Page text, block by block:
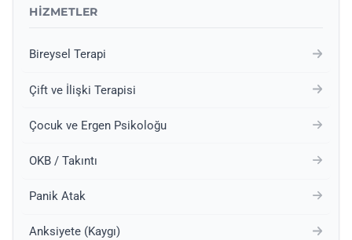
HIZMETLER
Bireysel Terapi
Çift ve İlişki Terapisi
Çocuk ve Ergen Psikoloğu
OKB / Takıntı
Panik Atak
Anksiyete (Kaygı)